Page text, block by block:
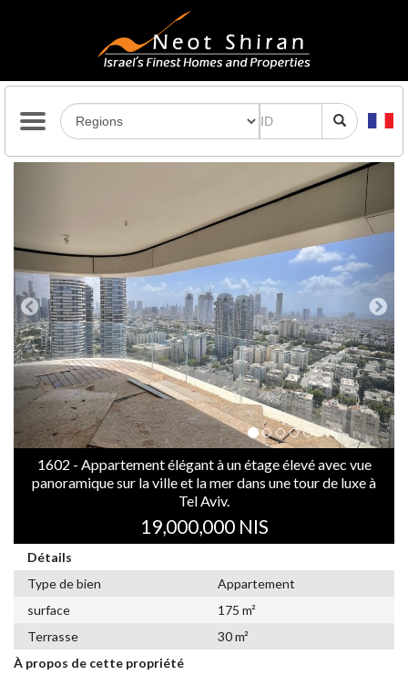
Previous Next
1602 - Appartement élégant à un étage élevé avec vue
panoramique sur la ville et la mer dans une tour de luxe à
Tel Aviv.
19,000,000 NIS
Détails
Type de bien
Appartement
surface
175 m²
Terrasse
30 m²
À propos de cette propriété